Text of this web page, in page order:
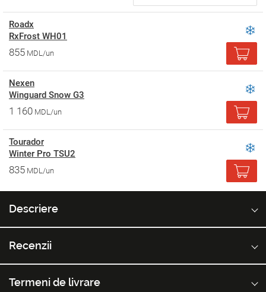
Roadx
RxFrost WH01
855 MDL/un
Nexen
Winguard Snow G3
1 160 MDL/un
Tourador
Winter Pro TSU2
835 MDL/un
Descriere
Recenzii
Termeni de livrare